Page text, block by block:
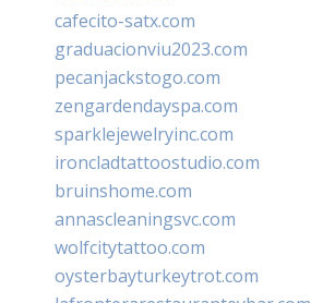
cafecito-satx.com
graduacionviu2023.com
pecanjackstogo.com
zengardendayspa.com
sparklejewelryinc.com
ironcladtattoostudio.com
bruinshome.com
annascleaningsvc.com
wolfcitytattoo.com
oysterbayturkeytrot.com